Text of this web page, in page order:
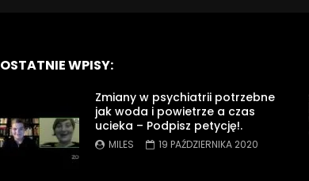
OSTATNIE WPISY:
Zmiany w psychiatrii potrzebne
jak woda i powietrze a czas
ucieka – Podpisz petycję!.
MILES 19 PAŹDZIERNIKA 2020